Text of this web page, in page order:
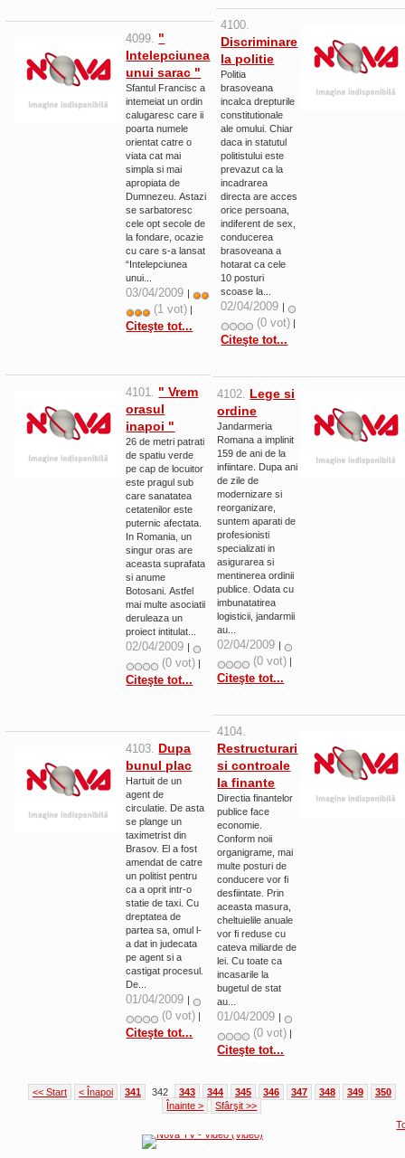
4099. "
Intelepciunea
unui sarac "
Sfantul Francisc a
intemeiat un ordin
calugaresc care ii
poarta numele
orientat catre o
viata cat mai
simpla si mai
apropiata de
Dumnezeu. Astazi
se sarbatoresc
cele opt secole de
la fondare, ocazie
cu care s-a lansat
“Intelepciunea
unui...
03/04/2009 |
(1 vot)
Citeşte tot...
4100.
Discriminare
la politie
Politia
brasoveana
incalca drepturile
constitutionale
ale omului. Chiar
daca in statutul
politistului este
prevazut ca la
incadrarea
directa are acces
orice persoana,
indiferent de sex,
conducerea
brasoveana a
hotarat ca cele
10 posturi
scoase la...
02/04/2009 |
(0 vot)
Citeşte tot...
4101." Vrem
orasul
inapoi "
26 de metri patrati
de spatiu verde
pe cap de locuitor
este pragul sub
care sanatatea
cetatenilor este
puternic afectata.
In Romania, un
singur oras are
aceasta suprafata
si anume
Botosani. Astfel
mai multe asociatii
deruleaza un
proiect intitulat...
02/04/2009 |
(0 vot)
Citeşte tot...
4102.Lege si
ordine
Jandarmeria
Romana a implinit
159 de ani de la
infiintare. Dupa ani
de zile de
modernizare si
reorganizare,
suntem aparati de
profesionisti
specializati in
asigurarea si
mentinerea ordinii
publice. Odata cu
imbunatatirea
logisticii, jandarmii
au...
02/04/2009 |
(0 vot)
Citeşte tot...
4103.Dupa
bunul plac
Hartuit de un
agent de
circulatie. De asta
se plange un
taximetrist din
Brasov. El a fost
amendat de catre
un politist pentru
ca a oprit intr-o
statie de taxi. Cu
dreptatea de
partea sa, omul l-
a dat in judecata
pe agent si a
castigat procesul.
De...
01/04/2009 |
(0 vot)
Citeşte tot...
4104.
Restructurari
si controale
la finante
Directia finantelor
publice face
economie.
Conform noii
organigrame, mai
multe posturi de
conducere vor fi
desfiintate. Prin
aceasta masura,
cheltuielile anuale
vor fi reduse cu
cateva miliarde de
lei. Cu toate ca
incasarile la
bugetul de stat
au...
01/04/2009 |
(0 vot)
Citeşte tot...
<< Start < Înapoi 341 342 343 344 345 346 347 348 349
350
Înainte >
Sfârşit >>